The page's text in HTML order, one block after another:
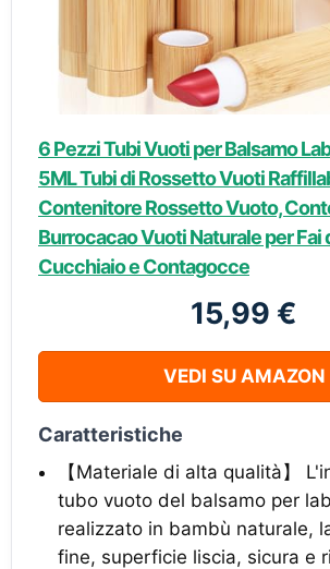
6 Pezzi Tubi Vuoti per Balsamo
5ML Tubi di Rossetto Vuoti
Contenitore Rossetto Vuoto,
Burrocacao Vuoti Naturale per Fai
Cucchiaio e Contagocce
15,99 €
VEDI SU AMAZON
Caratteristiche
【Materiale di alta qualità】
tubo vuoto del balsamo per
realizzato in bambù naturale,
fine, superficie liscia, sicura e